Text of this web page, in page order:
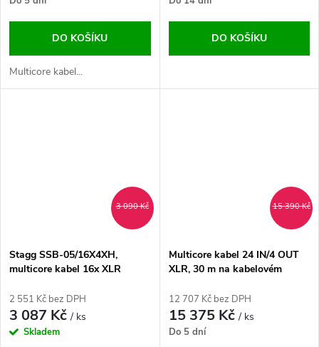
DO KOŠÍKU
Multicore kabel...
DO KOŠÍKU
3 090 Kč
Stagg SSB-05/16X4XH,
multicore kabel 16x XLR
2 551 Kč bez DPH
3 087 Kč/ ks
Skladem
15 390 Kč
Multicore kabel 24 IN/4 OUT
XLR, 30 m na kabelovém
12 707 Kč bez DPH
15 375 Kč/ ks
Do 5 dní